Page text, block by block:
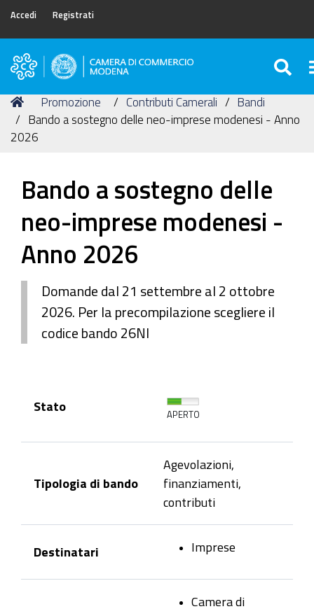
Accedi Registrati
Camera
Commercio
di
Modena
Tu
sei
qui:
Home
Promozione Contributi Camerali
Bandi
Bando a sostegno delle neo-imprese modenesi - Anno
2026
Bando a sostegno delle
neo-imprese modenesi -
Anno 2026
Domande dal 21 settembre al 2 ottobre
2026. Per la precompilazione scegliere il
codice bando 26NI
Stato
APERTO
Tipologia di bando
Agevolazioni,
finanziamenti,
contributi
Destinatari Imprese
Camera di